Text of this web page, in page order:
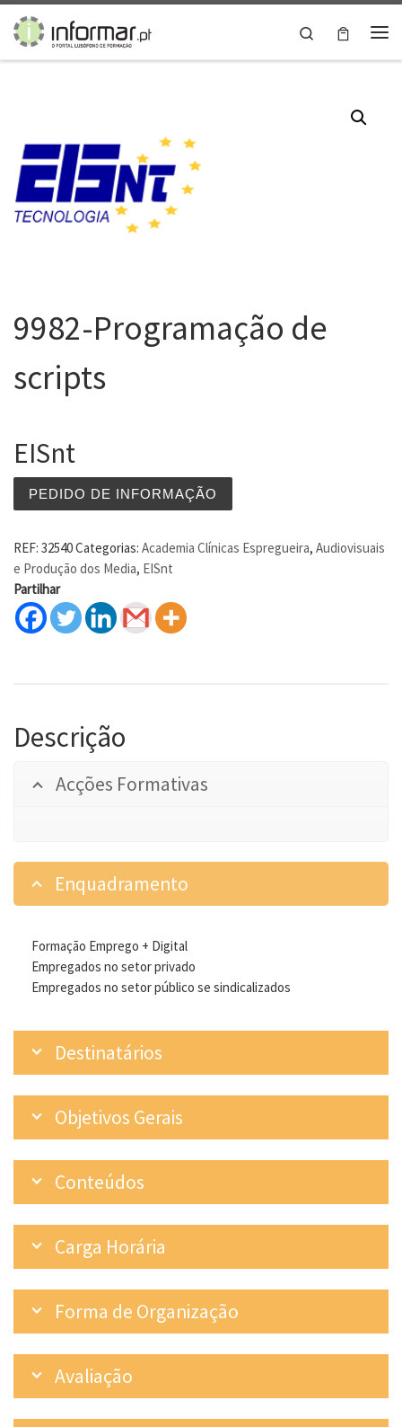
Skip to content
Search
9982-Programação de
scripts
EISnt
PEDIDO DE INFORMAÇÃO
REF: 32540Categorias: Academia Clínicas Espregueira, Audiovisuais
e Produção dos Media, EISnt
Partilhar
Descrição
Acções Formativas
Enquadramento
Formação Emprego + Digital
Empregados no setor privado
Empregados no setor público se sindicalizados
Destinatários
Objetivos Gerais
Conteúdos
Carga Horária
Forma de Organização
Avaliação